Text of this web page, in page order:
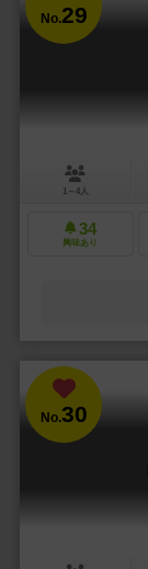
No.29
1～4人
34
興味あり
No.30